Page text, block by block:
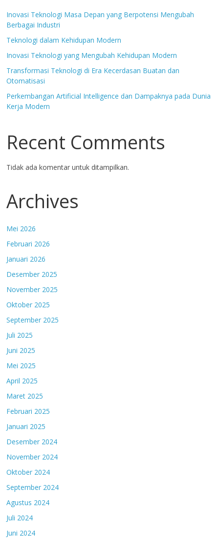
Inovasi Teknologi Masa Depan yang Berpotensi Mengubah
Berbagai Industri
Teknologi dalam Kehidupan Modern
Inovasi Teknologi yang Mengubah Kehidupan Modern
Transformasi Teknologi di Era Kecerdasan Buatan dan
Otomatisasi
Perkembangan Artificial Intelligence dan Dampaknya pada Dunia
Kerja Modern
Recent Comments
Tidak ada komentar untuk ditampilkan.
Archives
Mei 2026
Februari 2026
Januari 2026
Desember 2025
November 2025
Oktober 2025
September 2025
Juli 2025
Juni 2025
Mei 2025
April 2025
Maret 2025
Februari 2025
Januari 2025
Desember 2024
November 2024
Oktober 2024
September 2024
Agustus 2024
Juli 2024
Juni 2024